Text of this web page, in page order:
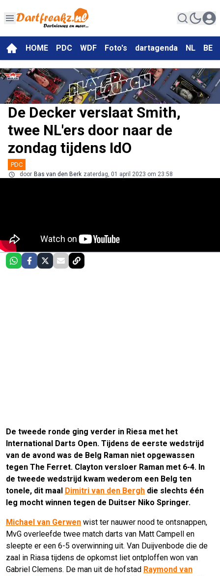
HOME PDC WDF Foto's dartagenda NL BE
De Decker verslaat Smith,
twee NL'ers door naar de
zondag tijdens IdO
PDC
door Bas van den Berk zaterdag, 01 april 2023 om 23:58
De tweede ronde ging verder in Riesa met het
International Darts Open. Tijdens de eerste wedstrijd
van de avond was de Belg Raman niet opgewassen
tegen The Ferret. Clayton versloer Raman met 6-4. In
de tweede wedstrijd kwam wederom een Belg ten
tonele, dit maal Dimitri van den Bergh die slechts één
leg mocht winnen tegen de Duitser Niko Springer.
Michael van Gerwen wist ter nauwer nood te ontsnappen,
MvG overleefde twee match darts van Matt Campell en
sleepte er een 6-5 overwinning uit. Van Duijvenbode die de
zaal in Riasa tijdens de opkomst liet ontploffen won van
Gabriel Clemens. De man uit de hofstad Raymond van